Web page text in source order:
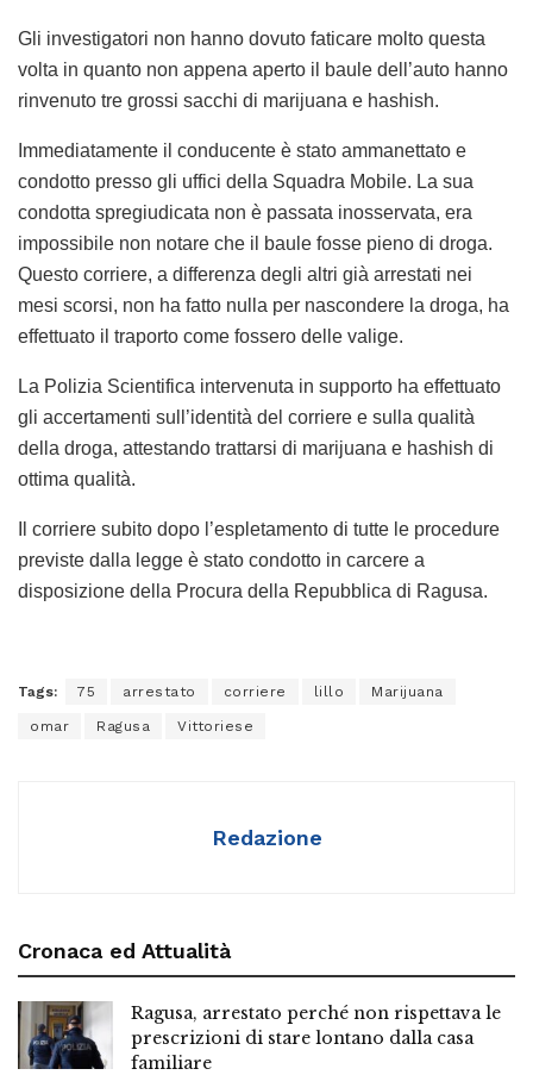
Gli investigatori non hanno dovuto faticare molto questa
volta in quanto non appena aperto il baule dell’auto hanno
rinvenuto tre grossi sacchi di marijuana e hashish.
Immediatamente il conducente è stato ammanettato e
condotto presso gli uffici della Squadra Mobile. La sua
condotta spregiudicata non è passata inosservata, era
impossibile non notare che il baule fosse pieno di droga.
Questo corriere, a differenza degli altri già arrestati nei
mesi scorsi, non ha fatto nulla per nascondere la droga, ha
effettuato il traporto come fossero delle valige.
La Polizia Scientifica intervenuta in supporto ha effettuato
gli accertamenti sull’identità del corriere e sulla qualità
della droga, attestando trattarsi di marijuana e hashish di
ottima qualità.
Il corriere subito dopo l’espletamento di tutte le procedure
previste dalla legge è stato condotto in carcere a
disposizione della Procura della Repubblica di Ragusa.
Tags: 75 arrestato corriere lillo Marijuana
omar Ragusa Vittoriese
Redazione
Cronaca ed Attualità
Ragusa, arrestato perché non rispettava le
prescrizioni di stare lontano dalla casa
familiare